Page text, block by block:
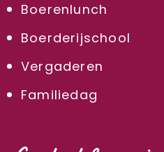
Boerenlunch
Boerderijschool
Vergaderen
Familiedag